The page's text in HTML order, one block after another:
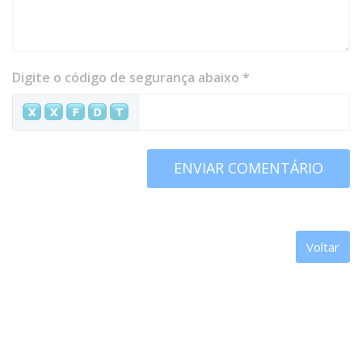
Digite o código de segurança abaixo *
ENVIAR COMENTÁRIO
Voltar